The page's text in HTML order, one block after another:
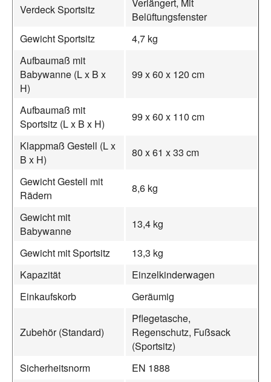
Verdeck Sportsitz
Verlängert, Mit
Belüftungsfenster
Gewicht Sportsitz
4,7 kg
Aufbaumaß mit
Babywanne (L x B x
H)
99 x 60 x 120 cm
Aufbaumaß mit
Sportsitz (L x B x H)
99 x 60 x 110 cm
Klappmaß Gestell (L x
B x H)
80 x 61 x 33 cm
Gewicht Gestell mit
Rädern
8,6 kg
Gewicht mit
Babywanne
13,4 kg
Gewicht mit Sportsitz
13,3 kg
Kapazität
Einzelkinderwagen
Einkaufskorb
Geräumig
Zubehör (Standard)
Pflegetasche,
Regenschutz, Fußsack
(Sportsitz)
Sicherheitsnorm
EN 1888